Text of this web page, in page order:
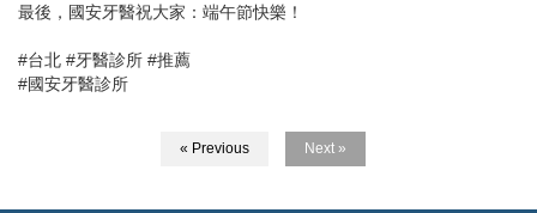
最後，國安牙醫祝大家：端午節快樂！
#台北 #牙醫診所 #推薦
#國安牙醫診所
« Previous Next »